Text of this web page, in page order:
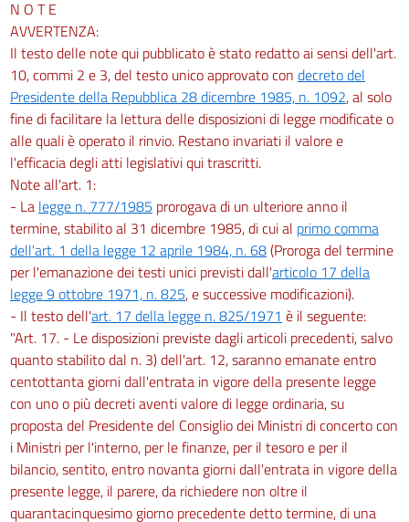
N O T E
AVVERTENZA:
Il testo delle note qui pubblicato è stato redatto ai sensi dell'art.
10, commi 2 e 3, del testo unico approvato con decreto del
Presidente della Repubblica 28 dicembre 1985, n. 1092, al solo
fine di facilitare la lettura delle disposizioni di legge modificate o
alle quali è operato il rinvio. Restano invariati il valore e
l'efficacia degli atti legislativi qui trascritti.
Note all'art. 1:
- La legge n. 777/1985 prorogava di un ulteriore anno il
termine, stabilito al 31 dicembre 1985, di cui al primo comma
dell'art. 1 della legge 12 aprile 1984, n. 68(Proroga del termine
per l'emanazione dei testi unici previsti dall'articolo 17 della
legge 9 ottobre 1971, n. 825, e successive modificazioni).
- Il testo dell'art. 17 della legge n. 825/1971 è il seguente:
"Art. 17. - Le disposizioni previste dagli articoli precedenti, salvo
quanto stabilito dal n. 3) dell'art. 12, saranno emanate entro
centottanta giorni dall'entrata in vigore della presente legge
con uno o più decreti aventi valore di legge ordinaria, su
proposta del Presidente del Consiglio dei Ministri di concerto con
i Ministri per l'interno, per le finanze, per il tesoro e per il
bilancio, sentito, entro novanta giorni dall'entrata in vigore della
presente legge, il parere, da richiedere non oltre il
quarantacinquesimo giorno precedente detto termine, di una